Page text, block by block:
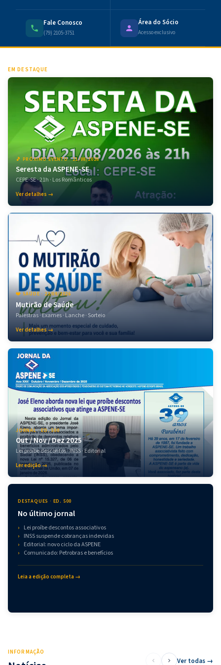
Fale Conosco
(79) 2105-3751
Área do Sócio
Acesso exclusivo
EM DESTAQUE
🎵 PRÓXIMO EVENTO · 21/08/2026
Seresta da ASPENE-SE
CEPE-SE · 21h · Los Românticos
Ver detalhes →
❤️ SAÚDE · 23/09/2026
Mutirão de Saúde
Palestras · Exames · Lanche · Sorteio
Ver detalhes →
JORNAL · ED. 500
Out / Nov / Dez 2025
Lei proíbe descontos · INSS · Editorial
Ler edição →
DESTAQUES · ED. 500
No último jornal
Lei proíbe descontos associativos
INSS suspende cobranças indevidas
Editorial: novo ciclo da ASPENE
Comunicado: Petrobras e benefícios
Leia a edição completa →
INFORMAÇÃO
Ver todas →